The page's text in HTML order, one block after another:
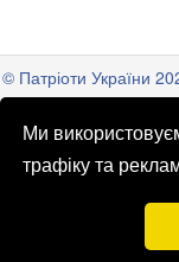
Ми
трафіку та
© Патріоти України